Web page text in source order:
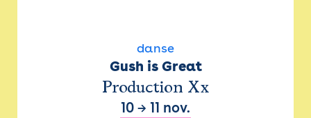
danse
Gush is Great
Production Xx
10 → 11 nov.